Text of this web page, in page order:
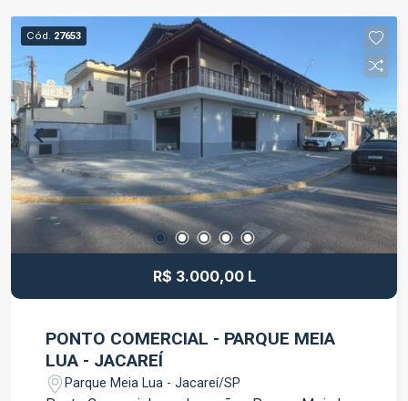
grande nos fundos Corredor em volta do imóvel
Corredor lateral com acesso ao portão da frente
1 vaga de garagem na frente Garagem nos
fundos com espaço para até 3 carros Um imóvel
amplo, versátil e ideal para quem deseja morar
bem e ainda contar com uma fonte de renda.
Entre em contato e agende sua visita!
Cód. 27653
R$ 3.000,00 L
PONTO COMERCIAL - PARQUE MEIA
LUA - JACAREÍ
Parque Meia Lua - Jacareí/SP